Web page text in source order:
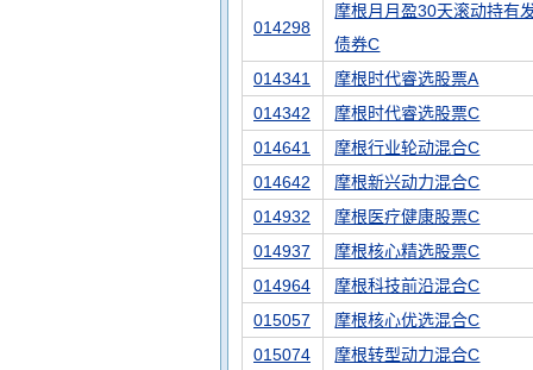
014298
摩根月月盈30天滚动持有
债券C
014341
摩根时代睿选股票A
014342
摩根时代睿选股票C
014641
摩根行业轮动混合C
014642
摩根新兴动力混合C
014932
摩根医疗健康股票C
014937
摩根核心精选股票C
014964
摩根科技前沿混合C
015057
摩根核心优选混合C
015074
摩根转型动力混合C